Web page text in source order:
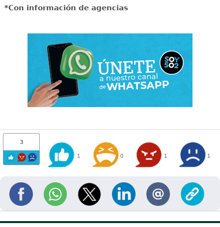
*Con información de agencias
3
1 0 1 1